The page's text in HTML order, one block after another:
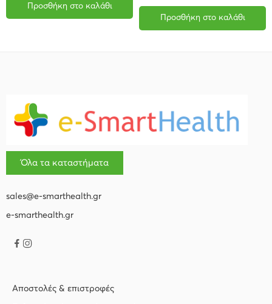
Προσθήκη στο καλάθι
Προσθήκη στο καλάθι
Όλα τα καταστήματα
sales@e-smarthealth.gr
e-smarthealth.gr
Αποστολές & επιστροφές